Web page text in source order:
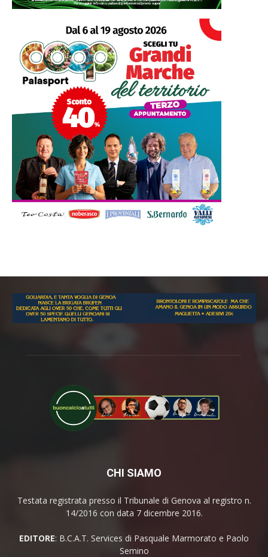
CHI SIAMO
Testata registrata presso il Tribunale di Genova al registro n.
14/2016 con data 7 dicembre 2016.
EDITORE: B.C.A.T. Services di Pasquale Marmorato e Paolo
Semino